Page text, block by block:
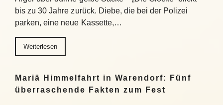
bis zu 30 Jahre zurück. Diebe, die bei der Polizei
parken, eine neue Kassette,…
Weiterlesen
Mariä Himmelfahrt in Warendorf: Fünf
überraschende Fakten zum Fest